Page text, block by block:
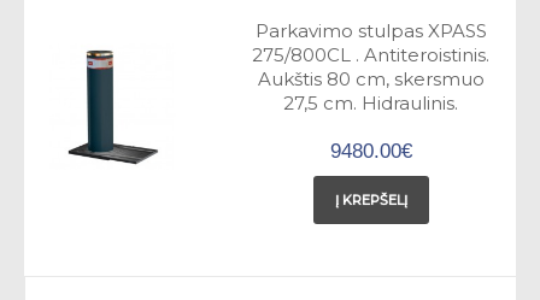
Parkavimo stulpas XPASS
275/800CL . Antiteroistinis.
Aukštis 80 cm, skersmuo
27,5 cm. Hidraulinis.
9480.00€
Į KREPŠELĮ